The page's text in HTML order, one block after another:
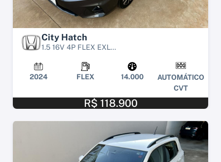
City Hatch
1.5 16V 4P FLEX EXL...
2024 FLEX 14.000
AUTOMÁTICO
CVT
R$ 118.900